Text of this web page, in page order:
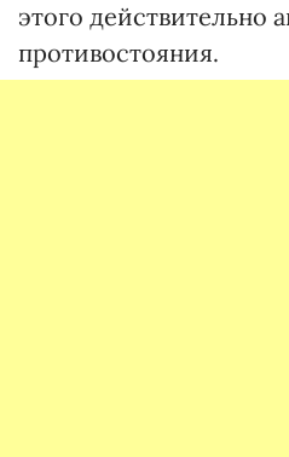
этого действительно
противостояния.